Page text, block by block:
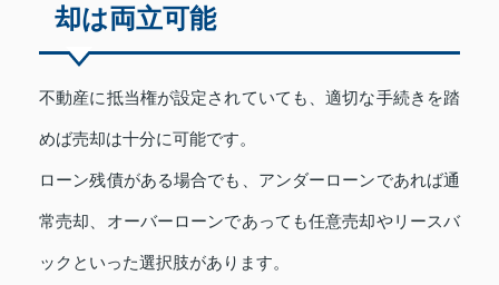
却は両立可能
不動産に抵当権が設定されていても、適切な手続きを踏
めば売却は十分に可能です。
ローン残債がある場合でも、アンダーローンであれば通
常売却、オーバーローンであっても任意売却やリースバ
ックといった選択肢があります。